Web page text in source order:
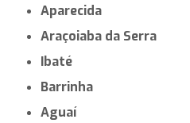
Aparecida
Araçoiaba da Serra
Ibaté
Barrinha
Aguaí